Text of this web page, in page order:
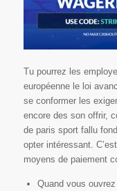
Tu pourrez les
européenne le loi
se conformer les
encore des son offrir,
de paris sport fallu
opter intéressant.
moyens de paiement
Quand vous